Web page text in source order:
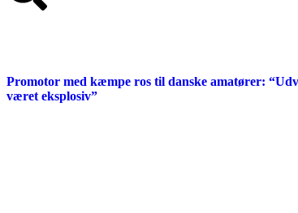
Promotor med kæmpe ros til danske amatører:
været eksplosiv”